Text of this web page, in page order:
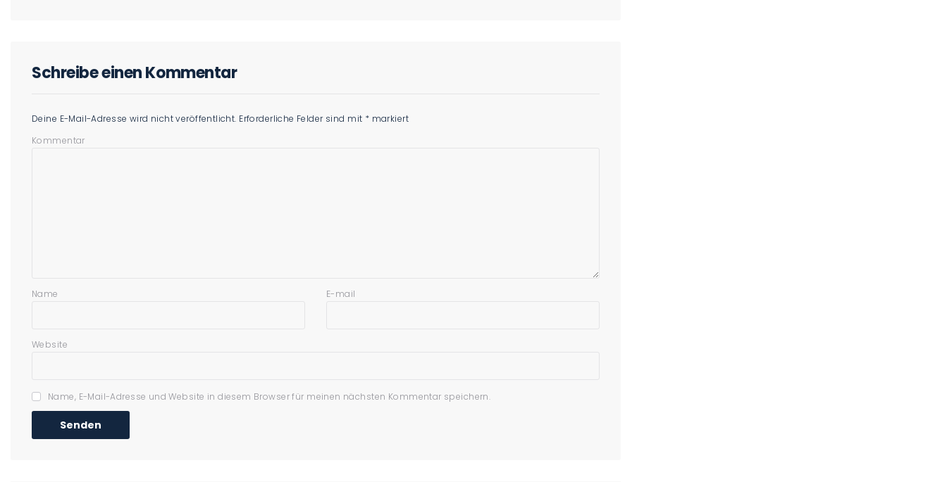
Schreibe einen Kommentar
Deine E-Mail-Adresse wird nicht veröffentlicht. Erforderliche Felder sind mit * markiert
Kommentar
Name E-mail
Website
Name, E-Mail-Adresse und Website in diesem Browser für meinen nächsten Kommentar speichern.